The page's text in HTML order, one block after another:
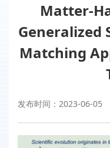
Matter-
Generalized
Matching
发布时间：2023-06-05